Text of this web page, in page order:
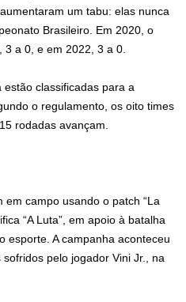
um tabu: elas nunca
Brasileiro. Em 2020, o
3 a 0, e em 2022, 3 a 0.
classificadas para a
o regulamento, os oito times
rodadas avançam.
campo usando o patch “La
“A Luta”, em apoio à batalha
esporte. A campanha aconteceu
pelo jogador Vini Jr., na